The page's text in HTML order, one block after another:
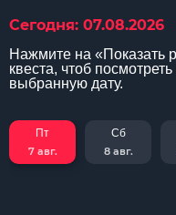
Сегодня: 07.08.2026
Нажмите на «Показать
квеста, чтоб
выбранную дату.
Пт
7 авг.
Сб
8 авг.